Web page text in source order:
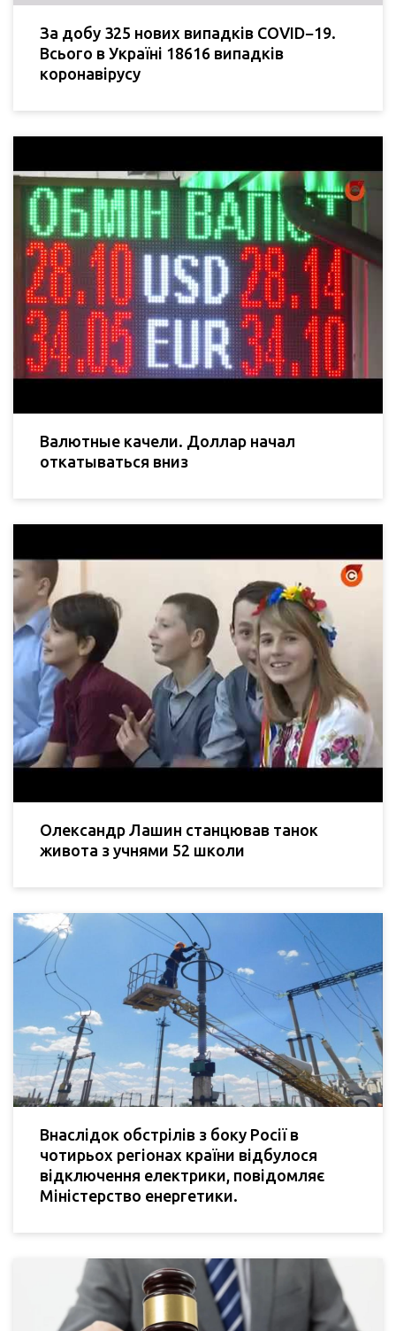
За добу 325 нових випадків COVID−19.
Всього в Україні 18616 випадків
коронавірусу
Валютные качели. Доллар начал
откатываться вниз
Олександр Лашин станцював танок
живота з учнями 52 школи
Внаслідок обстрілів з боку Росії в
чотирьох регіонах країни відбулося
відключення електрики, повідомляє
Міністерство енергетики.